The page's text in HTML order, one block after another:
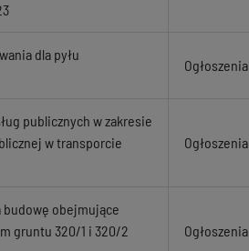
dla pyłu
Ogłoszenia
publicznych w zakresie
w transporcie
Ogłoszenia
budowę obejmujące
gruntu 320/1 i 320/2
Ogłoszenia